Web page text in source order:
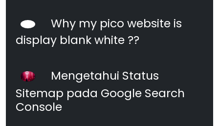
Why my pico website is
display blank white ??
Mengetahui Status
Sitemap pada Google Search
Console